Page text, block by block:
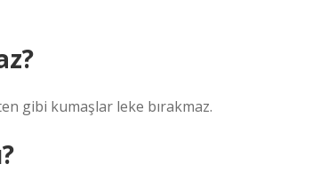
gibi kumaşlar leke bırakmaz.